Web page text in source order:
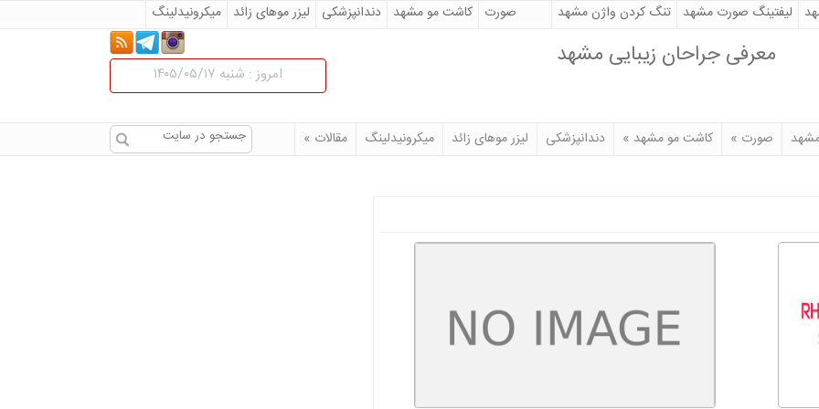
صورت لیفتینگ صورت مشهد تنگ کردن واژن مشهد
جراحی پلک
کاشت مو مشهد دندانپزشکی لیزر موهای زائد میکرونیدلینگ
لیپوماتیک در مشهد بادی جت در مشهد جراحی زیبایی تزریق چربی
جراحی زیبایی تزریق لب
کلینیک پوست و زیبایی در مشهد
معرفی جراحان زیبایی مشهد
امروز : شنبه ۱۴۰۵/۰۵/۱۷
صورت » کاشت مو مشهد » دندانپزشکی لیزر موهای زائد میکرونیدلینگ مقالات »